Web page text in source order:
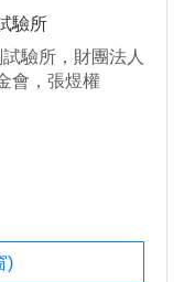
驗所
驗所，財團法人
會，張煜權
)